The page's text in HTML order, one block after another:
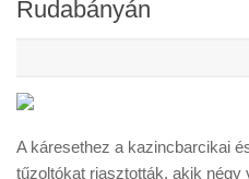
Rudabányán
A káresethez a kazincbarcikai
tűzoltókat riasztották, akik négy